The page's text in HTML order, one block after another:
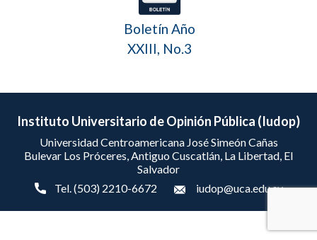
Boletín Año
XXIII, No.3
Instituto Universitario de Opinión Pública (Iudop)
Universidad Centroamericana José Simeón Cañas
Bulevar Los Próceres, Antiguo Cuscatlán, La Libertad, El
Salvador
Tel. (503) 2210-6672
iudop@uca.edu.sv